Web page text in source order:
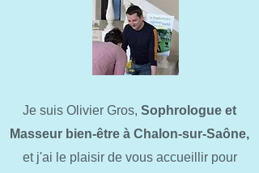
Je suis Olivier Gros, Sophrologue et
Masseur bien-être à Chalon-sur-Saône,
et j'ai le plaisir de vous accueillir pour